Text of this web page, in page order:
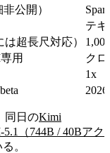
公開）
テ
超長尺対応）
用
ク
1x
同日のKimi
（744B / 40Bアク
。